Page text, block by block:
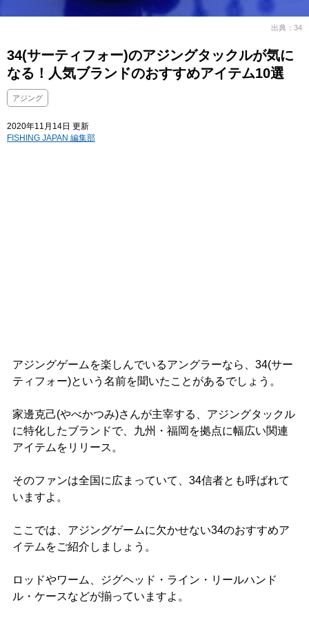
出典：34
34(サーティフォー)のアジングタックルが気に
なる！人気ブランドのおすすめアイテム10選
アジング
2020年11月14日 更新
FISHING JAPAN 編集部
アジングゲームを楽しんでいるアングラーなら、34(サー
ティフォー)という名前を聞いたことがあるでしょう。
家邊克己(やべかつみ)さんが主宰する、アジングタックル
に特化したブランドで、九州・福岡を拠点に幅広い関連
アイテムをリリース。
そのファンは全国に広まっていて、34信者とも呼ばれて
いますよ。
ここでは、アジングゲームに欠かせない34のおすすめア
イテムをご紹介しましょう。
ロッドやワーム、ジグヘッド・ライン・リールハンド
ル・ケースなどが揃っていますよ。